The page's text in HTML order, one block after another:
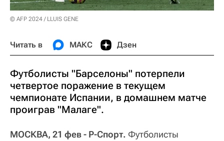
© AFP 2024 / LLUIS GENE
Читать в МАКС Дзен
Футболисты "Барселоны" потерпели
четвертое поражение в текущем
чемпионате Испании, в домашнем матче
проиграв "Малаге".
МОСКВА, 21 фев - Р-Спорт. Футболисты